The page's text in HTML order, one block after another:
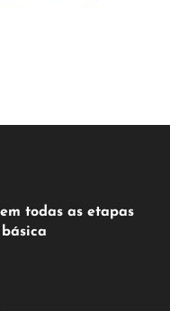
todas as etapas